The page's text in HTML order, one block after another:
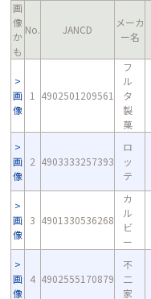
画
像
か
も
No. JANCD
メーカ
ー名
画
像
1 4902501209561
フ
ル
タ
製
菓
画
像
2 4903333257393
ロ
ッ
テ
画
像
3 4901330536268
カ
ル
ビ
ー
画
像
4 4902555170879
不
二
家